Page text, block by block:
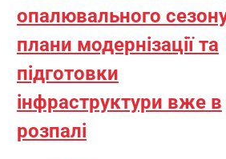
опалювального
плани модернізації та
підготовки
інфраструктури вже в
розпалі